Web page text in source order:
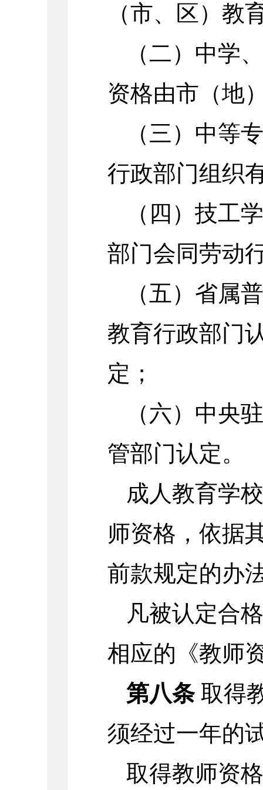
（市、区）教
（二）中学
资格由市（地
（三）中等
行政部门组织
（四）技工
部门会同劳动
（五）省属
教育行政部门
定；
（六）中央
管部门认定。
成人教育学
师资格，依据
前款规定的办
凡被认定合
相应的《教师
第八条取得
须经过一年的
取得教师资